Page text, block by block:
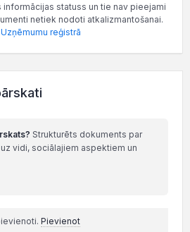
statuss un tie nav pieejami
netiek nodoti atkalizmantošanai.
reģistrā
Strukturēts dokuments par
vidi, sociālajiem aspektiem un
Pievienot